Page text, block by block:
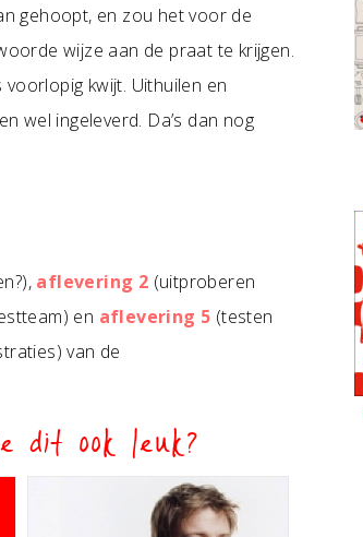
gehoopt, en zou het voor de
wijze aan de praat te krijgen.
kwijt. Uithuilen en
wel ingeleverd. Da’s dan nog
aflevering 2 (uitproberen
en aflevering 5 (testen
van de
dit ook leuk?